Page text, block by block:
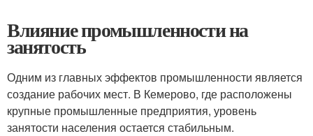
Влияние промышленности на
занятость
Одним из главных эффектов промышленности является
создание рабочих мест. В Кемерово, где расположены
крупные промышленные предприятия, уровень
занятости населения остается стабильным.